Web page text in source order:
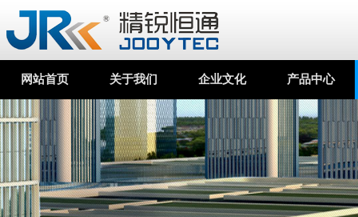
网站首页 关于我们 企业文化 产品中心